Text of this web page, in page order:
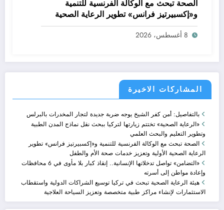
المشاركات الاخيرة
بالتفاصيل: أمن كفر الشيخ يوجه ضربة جديدة لتجار المخدرات بالبرلس
«الرعاية الصحية» تختتم زيارتها لتركيا ببحث نقل نماذج المدن الطبية
وتطوير التعليم والبحث العلمي
الصحة تبحث مع الوكالة الفرنسية للتنمية و«إكسبيرتيز فرانس» تطوير
الرعاية الصحية الأولية وتعزيز خدمات صحة الأم والطفل
«التضامن» تواصل تدخلاتها الإنسانية.. إنقاذ كبار بلا مأوى في 6 محافظات
وإعادة مواطن إلى أسرته
هيئة الرعاية الصحية تبحث في تركيا توسيع الشراكات الدولية واستقطاب
الاستثمارات لإنشاء مراكز طبية متخصصة وتعزيز السياحة العلاجية
الصحة تبحث مع الوكالة الفرنسية للتنمية
و«إكسبيرتيز فرانس» تطوير الرعاية الصحية
الأولية وتعزيز خدمات صحة الأم والطفل
8 أغسطس، 2026